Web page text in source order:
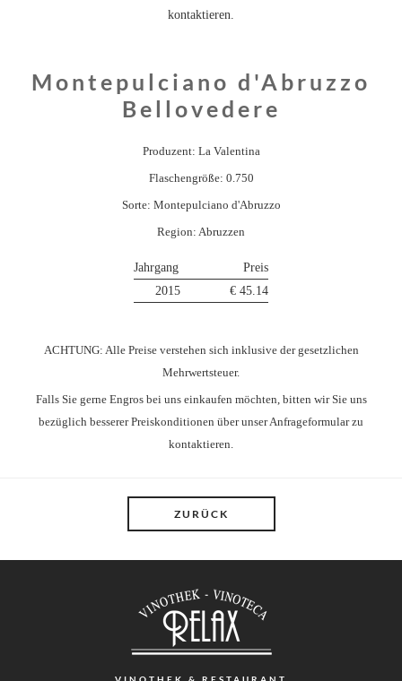
kontaktieren.
Montepulciano d'Abruzzo
Bellovedere
Produzent: La Valentina
Flaschengröße: 0.750
Sorte: Montepulciano d'Abruzzo
Region: Abruzzen
Jahrgang
Preis
2015
€ 45.14
ACHTUNG: Alle Preise verstehen sich inklusive der gesetzlichen
Mehrwertsteuer.
Falls Sie gerne Engros bei uns einkaufen möchten, bitten wir Sie uns
bezüglich besserer Preiskonditionen über unser Anfrageformular zu
kontaktieren.
ZURÜCK